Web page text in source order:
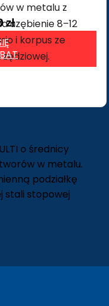
w metalu z
uzębienie 8–12
i korpus ze
zł
o średnicy
w metalu.
podziałkę
stali stopowej